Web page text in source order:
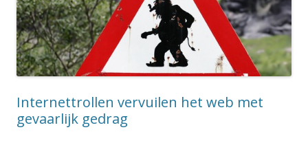
Internettrollen vervuilen het web met
gevaarlijk gedrag